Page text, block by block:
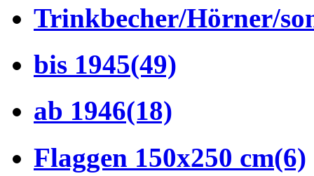
Trinkbecher/Hörner/
bis 1945(49)
ab 1946(18)
Flaggen 150x250 cm(6)